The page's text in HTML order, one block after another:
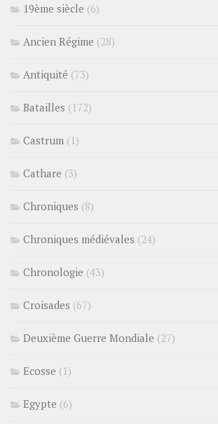
19ème siècle (6)
Ancien Régime (28)
Antiquité (73)
Batailles (172)
Castrum (1)
Cathare (3)
Chroniques (8)
Chroniques médiévales (24)
Chronologie (43)
Croisades (67)
Deuxième Guerre Mondiale (27)
Ecosse (1)
Egypte (6)